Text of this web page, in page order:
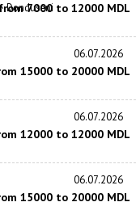
·Donduseni
7000 to 12000 MDL
06.07.2026
15000 to 20000 MDL
06.07.2026
12000 to 12000 MDL
06.07.2026
15000 to 20000 MDL